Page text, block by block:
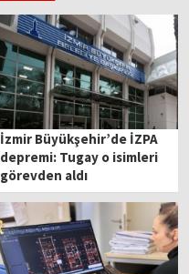
İzmir Büyükşehir’de İZPA
depremi: Tugay o isimleri
görevden aldı